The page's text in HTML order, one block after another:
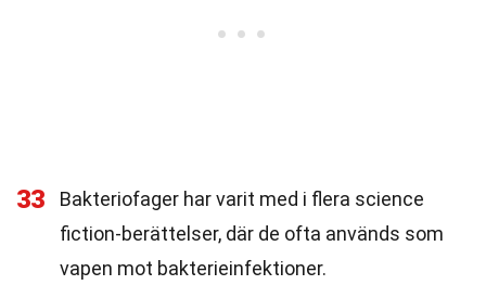
33
Bakteriofager har varit med i flera science
fiction-berättelser, där de ofta används som
vapen mot bakterieinfektioner.